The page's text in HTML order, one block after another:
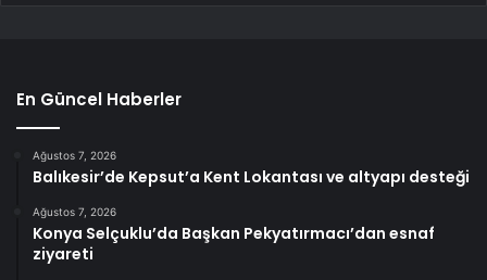
En Güncel Haberler
Ağustos 7, 2026
Balıkesir’de Kepsut’a Kent Lokantası ve altyapı desteği
Ağustos 7, 2026
Konya Selçuklu’da Başkan Pekyatırmacı’dan esnaf
ziyareti